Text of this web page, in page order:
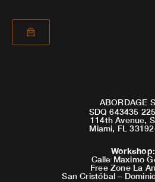
ABORDAGE
SDQ 643435
114th Avenue,
Miami, FL
Workshop:
Calle Maximo
Free Zone La
San Cristóbal –